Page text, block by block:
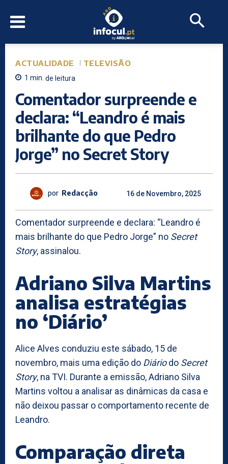
ACTUALIDADE TELEVISÃO
1 min. de leitura
Comentador surpreende e
declara: “Leandro é mais
brilhante do que Pedro
Jorge” no Secret Story
por Redacção 16 de Novembro, 2025
Comentador surpreende e declara: “Leandro é
mais brilhante do que Pedro Jorge” no Secret
Story, assinalou.
Adriano Silva Martins
analisa estratégias
no ‘Diário’
Alice Alves conduziu este sábado, 15 de
novembro, mais uma edição do Diáriodo Secret
Story, na TVI. Durante a emissão, Adriano Silva
Martins voltou a analisar as dinâmicas da casa e
não deixou passar o comportamento recente de
Leandro.
Comparação direta